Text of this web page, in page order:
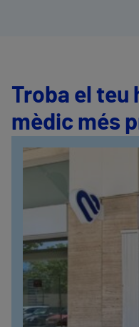
Troba el teu
mèdic més